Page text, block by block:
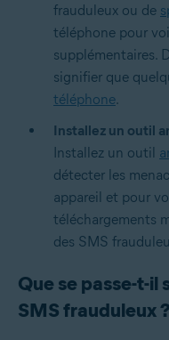
frauduleux ou de
téléphone pour
supplémentaires.
signifier que
téléphone.
Installez un outil
Installez un outil
détecter les
appareil et pour
téléchargements
des SMS
Que se passe-t-il
SMS frauduleux ?